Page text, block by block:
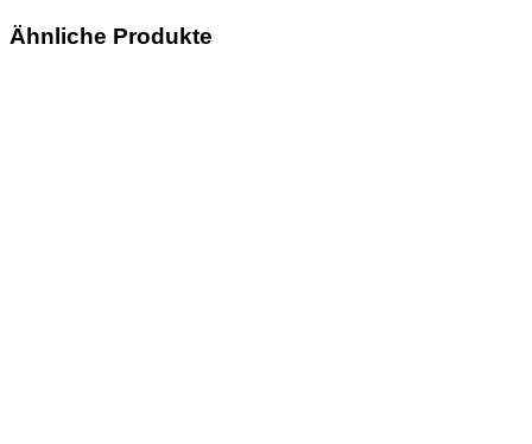
Ähnliche Produkte